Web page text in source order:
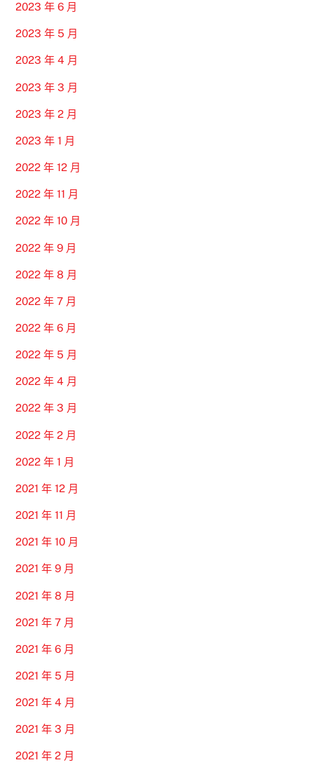
2023 年 6 月
2023 年 5 月
2023 年 4 月
2023 年 3 月
2023 年 2 月
2023 年 1 月
2022 年 12 月
2022 年 11 月
2022 年 10 月
2022 年 9 月
2022 年 8 月
2022 年 7 月
2022 年 6 月
2022 年 5 月
2022 年 4 月
2022 年 3 月
2022 年 2 月
2022 年 1 月
2021 年 12 月
2021 年 11 月
2021 年 10 月
2021 年 9 月
2021 年 8 月
2021 年 7 月
2021 年 6 月
2021 年 5 月
2021 年 4 月
2021 年 3 月
2021 年 2 月